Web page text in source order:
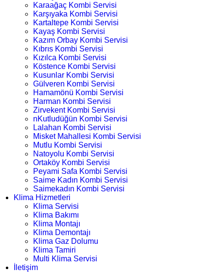
Karaağaç Kombi Servisi
Karşıyaka Kombi Servisi
Kartaltepe Kombi Servisi
Kayaş Kombi Servisi
Kazım Orbay Kombi Servisi
Kıbrıs Kombi Servisi
Kızılca Kombi Servisi
Köstence Kombi Servisi
Kusunlar Kombi Servisi
Gülveren Kombi Servisi
Hamamönü Kombi Servisi
Harman Kombi Servisi
Zirvekent Kombi Servisi
nKutludüğün Kombi Servisi
Lalahan Kombi Servisi
Misket Mahallesi Kombi Servisi
Mutlu Kombi Servisi
Natoyolu Kombi Servisi
Ortaköy Kombi Servisi
Peyami Safa Kombi Servisi
Saime Kadın Kombi Servisi
Saimekadın Kombi Servisi
Klima Hizmetleri
Klima Servisi
Klima Bakımı
Klima Montajı
Klima Demontajı
Klima Gaz Dolumu
Klima Tamiri
Multi Klima Servisi
İletişim